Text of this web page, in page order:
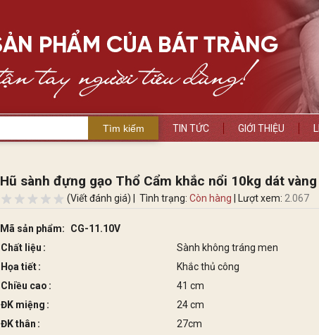
Tìm kiếm TIN TỨC GIỚI THIỆU
Hũ sành đựng gạo Thổ Cẩm khắc nổi 10kg dát vàng
(Viết đánh giá) | Tình trạng: Còn hàng | Lượt xem: 2.067
Mã sản phẩm:
CG-11.10V
Chất liệu
Sành không tráng men
Họa tiết
Khắc thủ công
Chiều cao
41 cm
ĐK miệng
24 cm
ĐK thân
27cm